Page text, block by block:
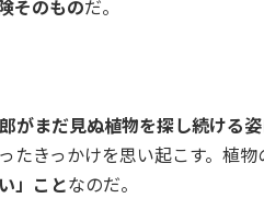
そのものだ。
がまだ見ぬ植物を探し続ける
きっかけを思い起こす。植
」こと なのだ。